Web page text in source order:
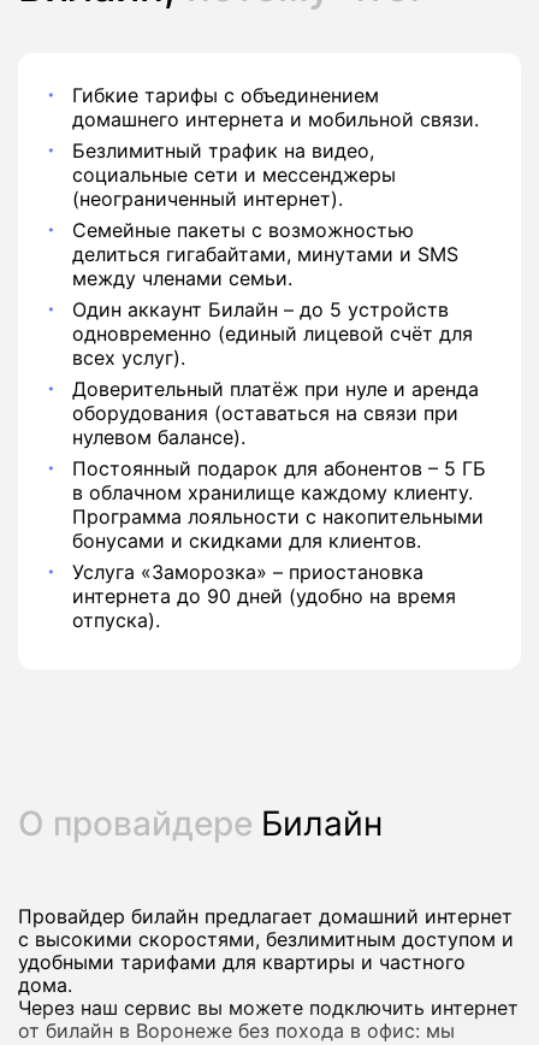
Гибкие тарифы с объединением
домашнего интернета и мобильной связи.
Безлимитный трафик на видео,
социальные сети и мессенджеры
(неограниченный интернет).
Семейные пакеты с возможностью
делиться гигабайтами, минутами и SMS
между членами семьи.
Один аккаунт Билайн – до 5 устройств
одновременно (единый лицевой счёт для
всех услуг).
Доверительный платёж при нуле и аренда
оборудования (оставаться на связи при
нулевом балансе).
Постоянный подарок для абонентов – 5 ГБ
в облачном хранилище каждому клиенту.
Программа лояльности с накопительными
бонусами и скидками для клиентов.
Услуга «Заморозка» – приостановка
интернета до 90 дней (удобно на время
отпуска).
О провайдере Билайн
Провайдер билайн предлагает домашний интернет
с высокими скоростями, безлимитным доступом и
удобными тарифами для квартиры и частного
дома.
Через наш сервис вы можете подключить интернет
от билайн в Воронеже без похода в офис: мы